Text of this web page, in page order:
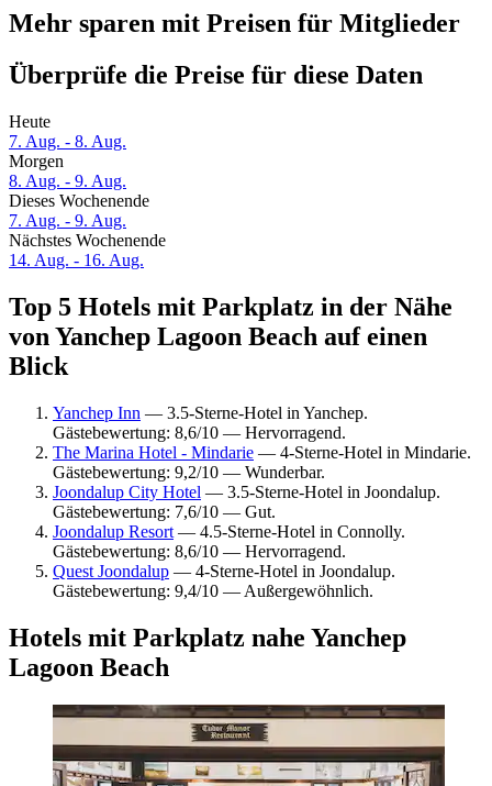
Mehr sparen mit Preisen für Mitglieder
Überprüfe die Preise für diese Daten
Heute
7. Aug. - 8. Aug.
Morgen
8. Aug. - 9. Aug.
Dieses Wochenende
7. Aug. - 9. Aug.
Nächstes Wochenende
14. Aug. - 16. Aug.
Top 5 Hotels mit Parkplatz in der Nähe
von Yanchep Lagoon Beach auf einen
Blick
Yanchep Inn — 3.5-Sterne-Hotel in Yanchep.
Gästebewertung: 8,6/10 — Hervorragend.
The Marina Hotel - Mindarie — 4-Sterne-Hotel in Mindarie.
Gästebewertung: 9,2/10 — Wunderbar.
Joondalup City Hotel — 3.5-Sterne-Hotel in Joondalup.
Gästebewertung: 7,6/10 — Gut.
Joondalup Resort — 4.5-Sterne-Hotel in Connolly.
Gästebewertung: 8,6/10 — Hervorragend.
Quest Joondalup — 4-Sterne-Hotel in Joondalup.
Gästebewertung: 9,4/10 — Außergewöhnlich.
Hotels mit Parkplatz nahe Yanchep
Lagoon Beach